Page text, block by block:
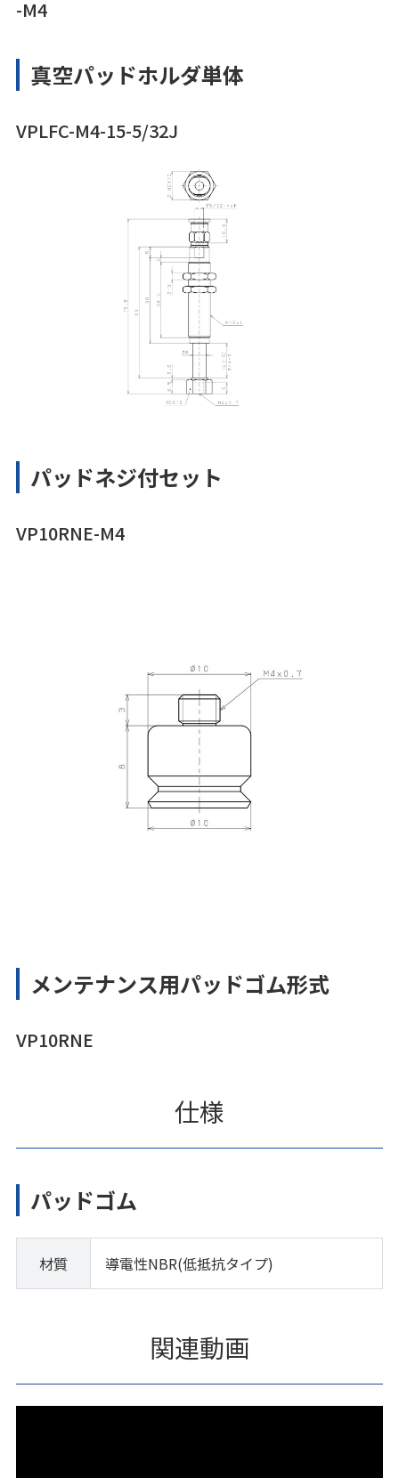
-M4
真空パッドホルダ単体
VPLFC-M4-15-5/32J
パッドネジ付セット
VP10RNE-M4
メンテナンス用パッドゴム形式
VP10RNE
仕様
パッドゴム
材質 導電性NBR(低抵抗タイプ)
関連動画